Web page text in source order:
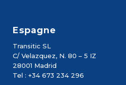
Espagne
Transitic SL
C/ Velazquez, N. 80 – 5 IZ
28001 Madrid
Tel : +34 673 234 296